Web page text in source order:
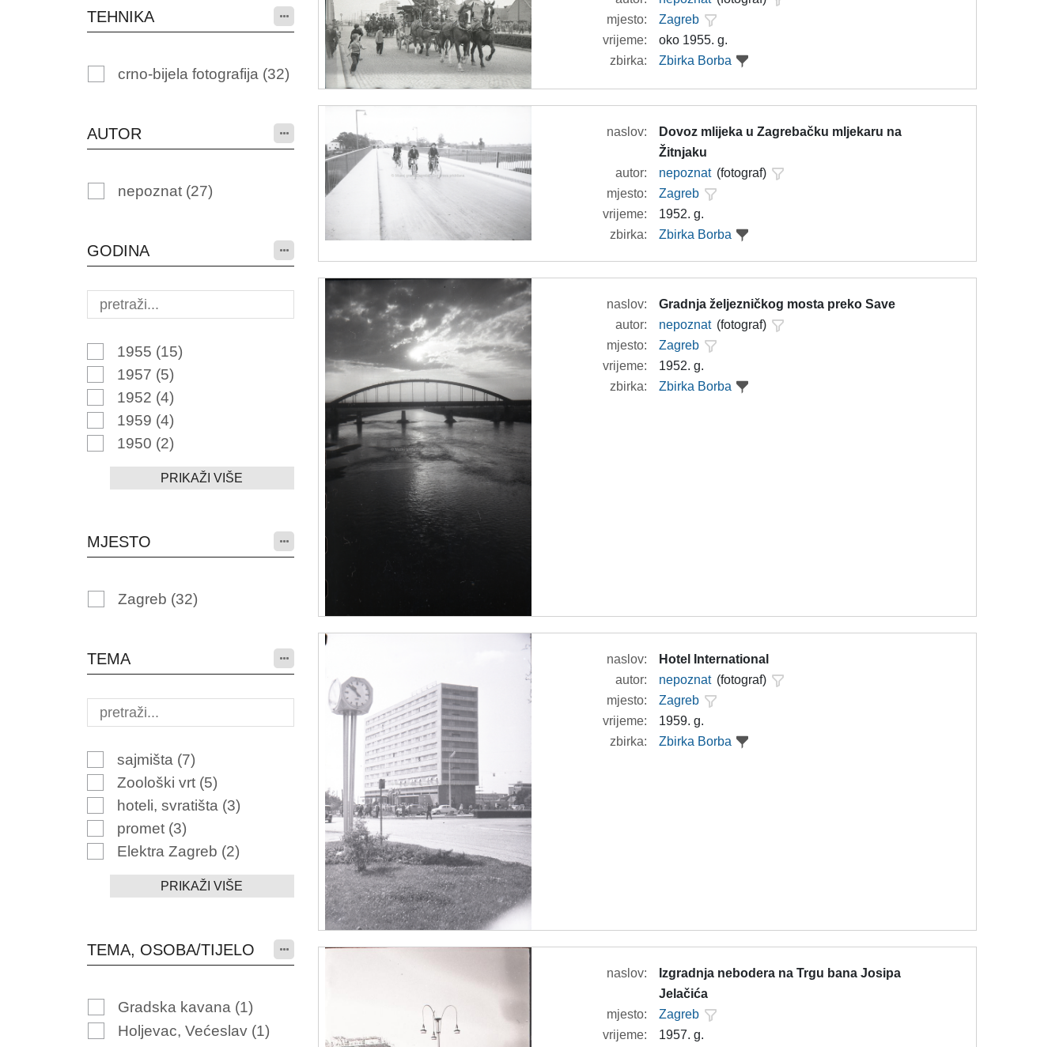
TEHNIKA
crno-bijela fotografija (32)
AUTOR
nepoznat (27)
GODINA
1955 (15)
1957 (5)
1952 (4)
1959 (4)
1950 (2)
PRIKAŽI VIŠE
MJESTO
Zagreb (32)
TEMA
sajmišta (7)
Zoološki vrt (5)
hoteli, svratišta (3)
promet (3)
Elektra Zagreb (2)
PRIKAŽI VIŠE
TEMA, OSOBA/TIJELO
Gradska kavana (1)
Holjevac, Većeslav (1)
mjesto:
Zagreb
vrijeme:
oko 1955. g.
zbirka:
Zbirka Borba
naslov:
Dovoz mlijeka u Zagrebačku mljekaru na
Žitnjaku
autor:
nepoznat (fotograf)
mjesto:
Zagreb
vrijeme:
1952. g.
zbirka:
Zbirka Borba
naslov:
Gradnja željezničkog mosta preko Save
autor:
nepoznat (fotograf)
mjesto:
Zagreb
vrijeme:
1952. g.
zbirka:
Zbirka Borba
naslov:
Hotel International
autor:
nepoznat (fotograf)
mjesto:
Zagreb
vrijeme:
1959. g.
zbirka:
Zbirka Borba
naslov:
Izgradnja nebodera na Trgu bana Josipa
Jelačića
mjesto:
Zagreb
vrijeme:
1957. g.